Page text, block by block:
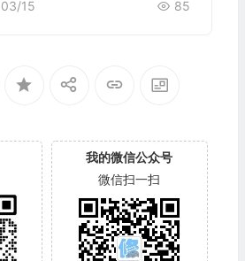
03/15 85
我的微信公众号
微信扫一扫